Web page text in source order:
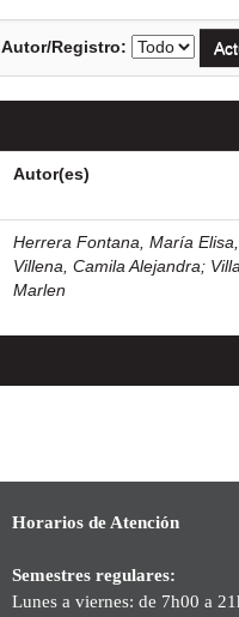
Autor/Registro:
Autor(es)
Herrera Fontana, María
Villena, Camila Alejandra;
Marlen
Horarios de Atención
Semestres regulares:
Lunes a viernes: de 7h00 a